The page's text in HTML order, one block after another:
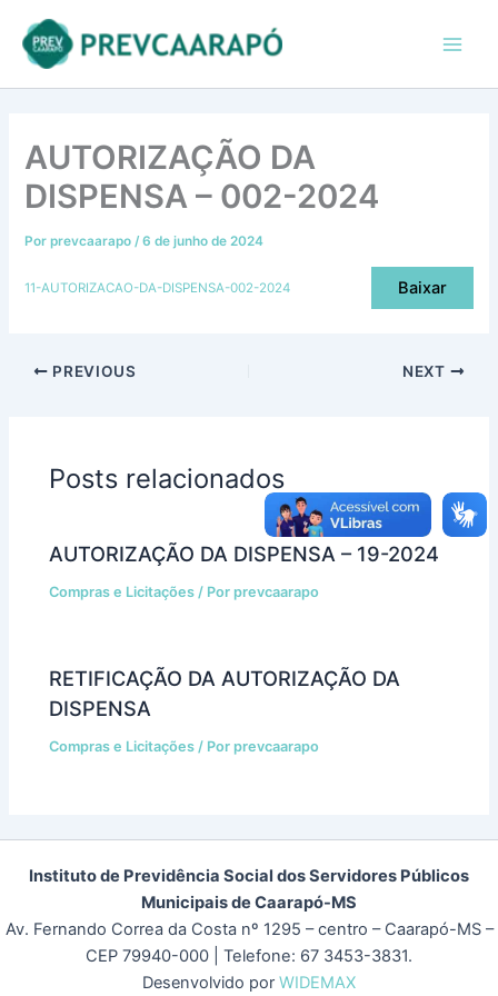
para
conteúdo
AUTORIZAÇÃO DA
DISPENSA – 002-2024
Porprevcaarapo /6 de junho de 2024
11-AUTORIZACAO-DA-DISPENSA-002-2024 Baixar
PREVIOUS NEXT
Posts relacionados
AUTORIZAÇÃO DA DISPENSA – 19-2024
Compras e Licitações / Porprevcaarapo
RETIFICAÇÃO DA AUTORIZAÇÃO DA
DISPENSA
Compras e Licitações / Porprevcaarapo
Instituto de Previdência Social dos Servidores Públicos
Municipais de Caarapó-MS
Av. Fernando Correa da Costa nº 1295 – centro – Caarapó-MS –
CEP 79940-000
| Telefone: 67 3453-3831.
Desenvolvido por WIDEMAX